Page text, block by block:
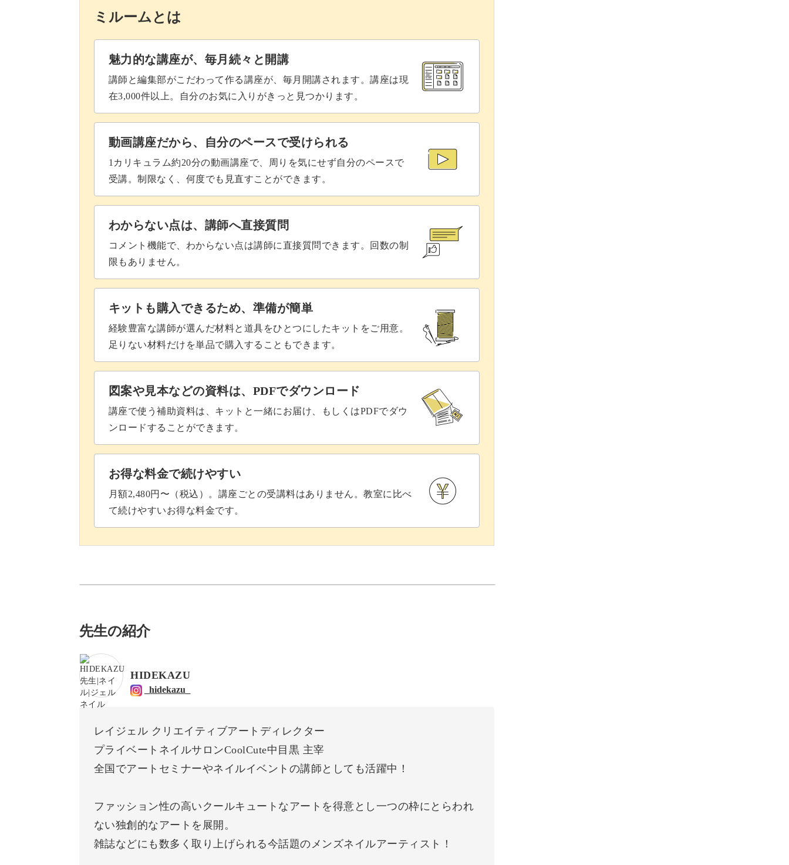
ミルームとは
魅力的な講座が、毎月続々と開講
講師と編集部がこだわって作る講座が、毎月開講されます。講座は現
在3,000件以上。自分のお気に入りがきっと見つかります。
動画講座だから、自分のペースで受けられる
1カリキュラム約20分の動画講座で、周りを気にせず自分のペースで
受講。制限なく、何度でも見直すことができます。
わからない点は、講師へ直接質問
コメント機能で、わからない点は講師に直接質問できます。回数の制
限もありません。
キットも購入できるため、準備が簡単
経験豊富な講師が選んだ材料と道具をひとつにしたキットをご用意。
足りない材料だけを単品で購入することもできます。
図案や見本などの資料は、PDFでダウンロード
講座で使う補助資料は、キットと一緒にお届け、もしくはPDFでダウ
ンロードすることができます。
お得な料金で続けやすい
月額2,480円〜（税込）。講座ごとの受講料はありません。教室に比べ
て続けやすいお得な料金です。
先生の紹介
HIDEKAZU
_hidekazu_
レイジェル クリエイティブアートディレクター
プライベートネイルサロンCoolCute中目黒 主宰
全国でアートセミナーやネイルイベントの講師としても活躍中！
ファッション性の高いクールキュートなアートを得意とし一つの枠にとらわれ
ない独創的なアートを展開。
雑誌などにも数多く取り上げられる今話題のメンズネイルアーティスト！